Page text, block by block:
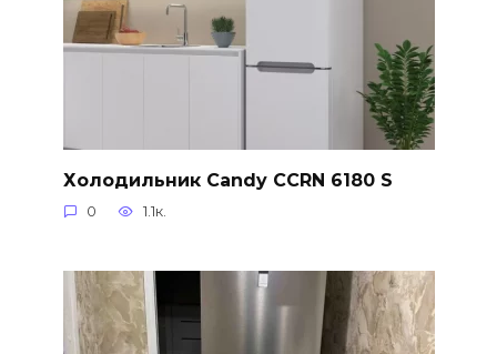
Холодильник Candy CCRN 6180 S
0 1.1к.